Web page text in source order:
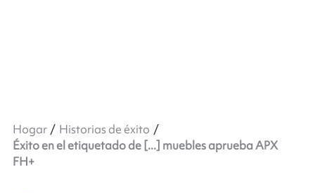
Hogar
Historias de éxito
Éxito en el etiquetado de [...] muebles aprueba APX
FH+